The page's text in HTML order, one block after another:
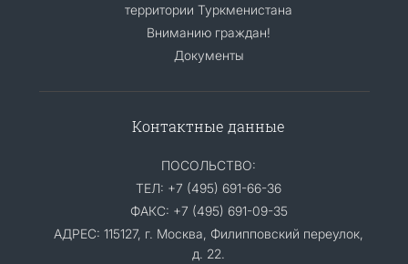
территории Туркменистана
Вниманию граждан!
Документы
Контактные данные
ПОСОЛЬСТВО:
ТЕЛ: +7 (495) 691-66-36
ФАКС: +7 (495) 691-09-35
АДРЕС: 115127, г. Москва, Филипповский переулок,
д. 22.